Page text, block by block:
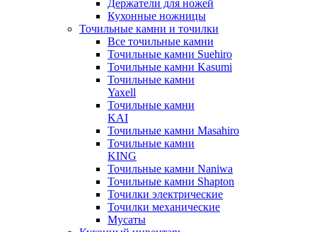
Держатели для ножей
Кухонные ножницы
Точильные камни и точилки
Все точильные камни
Точильные камни Suehiro
Точильные камни Kasumi
Точильные камни
Yaxell
Точильные камни
KAI
Точильные камни Masahiro
Точильные камни
KING
Точильные камни Naniwa
Точильные камни Shapton
Точилки электрические
Точилки механические
Мусаты